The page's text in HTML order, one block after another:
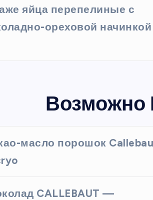
яйца перепелиные с
ореховой начинкой
Возможно
масло порошок
CALLEBAUT —